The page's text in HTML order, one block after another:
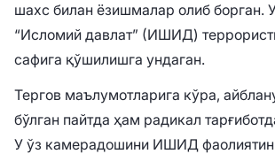
шахс билан ёзишмалар олиб борган.
“Исломий давлат” (ИШИД)
сафига қўшилишга ундаган.
Тергов маълумотларига кўра,
бўлган пайтда ҳам радикал
У ўз камерадошини ИШИД